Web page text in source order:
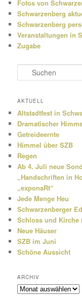
Fotos von
Schwarzenberg
Schwarzenberg
Veranstaltungen in
Zugabe
u
h
n
AKTUELL
Altstadtfest in
Dramatischer
Getreideernte
Himmel über SZB
Regen
Ab 4. Juli neue
„Handschriften in
„exponaRt“
Jede Menge Heu
Schwarzenberger
Schloss und Kirche
Neue Häuser
SZB im Juni
Schöne Aussicht
ARCHIV
Archiv